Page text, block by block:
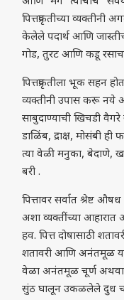
पित्तप्रकृतीच्या
केलेले पदार्थ आणि
गोड, तुरट आणि कडू
पित्तप्रकृतीला भूक सहन
व्यक्तीनी उपास करू नये
साबुदाण्याची खिचडी
डाळिंब, द्राक्ष, मोसंबी
त्या वेळी मनुका, बेदाणे,
बरी .
पित्तावर सर्वात श्रेष्ट
अशा व्यक्तींच्या आहारात
हव. पित्त दोषासाठी
शतावरी आणि अनंतमूळ या
वेळा अनंतमूळ चूर्ण अथवा
सुंठ घालून उकळलेले दुध